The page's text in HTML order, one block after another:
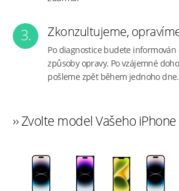
3. Zkonzultujeme,
Po diagnostice budete informován
způsoby opravy. Po vzájemné
pošleme zpět během jednoho dne.
›› Zvolte model Vašeho